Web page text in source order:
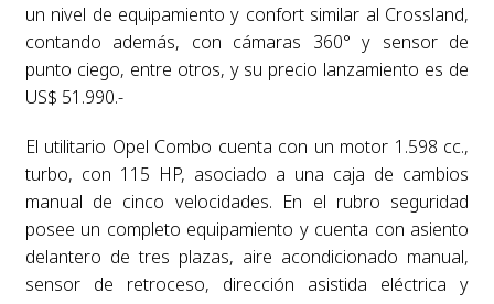
un nivel de equipamiento y confort similar al Crossland,
contando además, con cámaras 360° y sensor de
punto ciego, entre otros, y su precio lanzamiento es de
US$ 51.990.-
El utilitario Opel Combo cuenta con un motor 1.598 cc.,
turbo, con 115 HP, asociado a una caja de cambios
manual de cinco velocidades. En el rubro seguridad
posee un completo equipamiento y cuenta con asiento
delantero de tres plazas, aire acondicionado manual,
sensor de retroceso, dirección asistida eléctrica y